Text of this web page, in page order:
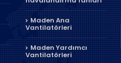
Maden Ana
Vantilatörleri
Maden Yardımcı
Vantilatörleri